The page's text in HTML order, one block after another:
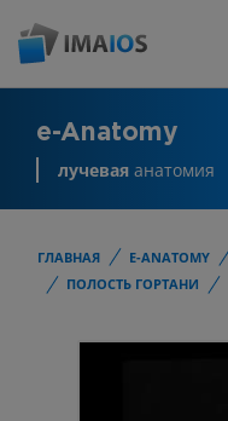
e-Anatomy
лучевая анатомия
ГЛАВНАЯ E-ANATOMY
ПОЛОСТЬ ГОРТАНИ